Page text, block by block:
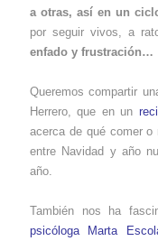
a otras, así en un
por seguir vivos, a
enfado y frustración…
Queremos compartir
Herrero, que en un
acerca de qué comer
entre Navidad y año
año.
También nos ha
psicóloga Marta